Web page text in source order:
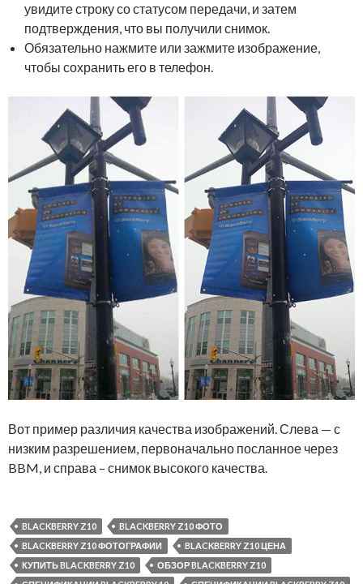
увидите строку со статусом передачи, и затем
подтверждения, что вы получили снимок.
Обязательно нажмите или зажмите изображение,
чтобы сохранить его в телефон.
Вот пример различия качества изображений. Слева — с
низким разрешением, первоначально посланное через
BBM, и справа – снимок высокого качества.
BLACKBERRY Z10
BLACKBERRY Z10 ФОТО
BLACKBERRY Z10 ФОТОГРАФИИ
BLACKBERRY Z10 ЦЕНА
КУПИТЬ BLACKBERRY Z10
ОБЗОР BLACKBERRY Z10